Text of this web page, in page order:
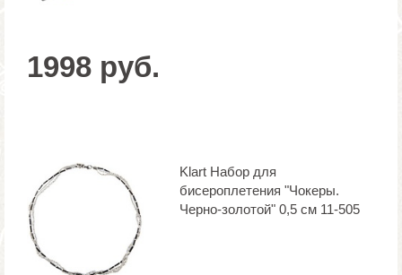
1998 руб.
Klart Набор для
бисероплетения "Чокеры.
Черно-золотой" 0,5 см 11-505